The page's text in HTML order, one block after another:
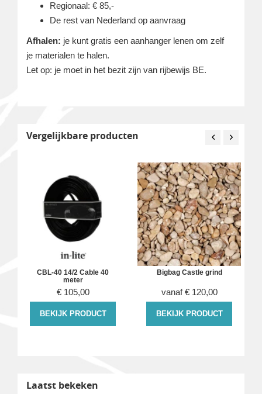
Regionaal: € 85,-
De rest van Nederland op aanvraag
Afhalen: je kunt gratis een aanhanger lenen om zelf
je materialen te halen.
Let op: je moet in het bezit zijn van rijbewijs BE.
Vergelijkbare producten
CBL-40 14/2 Cable 40
meter
€ 105,00
BEKIJK PRODUCT
Bigbag Castle grind
vanaf € 120,00
BEKIJK PRODUCT
Laatst bekeken